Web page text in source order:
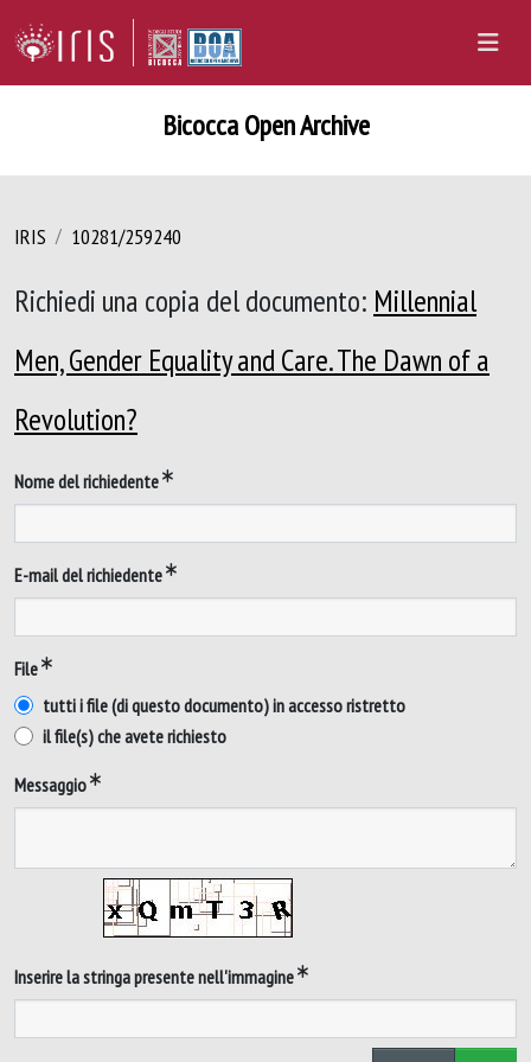
Bicocca Open Archive
IRIS 10281/259240
Richiedi una copia del documento: Millennial
Men, Gender Equality and Care. The Dawn of a
Revolution?
Nome del richiedente
E-mail del richiedente
File
tutti i file (di questo documento) in accesso ristretto
il file(s) che avete richiesto
Messaggio
Inserire la stringa presente nell'immagine